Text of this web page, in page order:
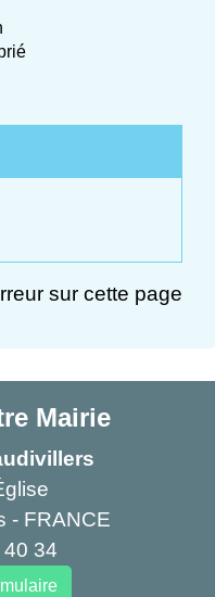
sur cette page
Mairie
- FRANCE
34